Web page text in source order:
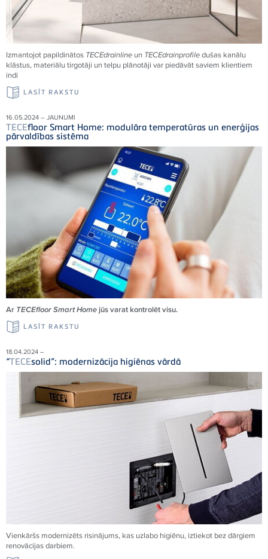
Izmantojot papildinātos TECEdrainline un TECEdrainprofiledušas kanālu
klāstus, materiālu tirgotāji un telpu plānotāji var piedāvāt saviem klientiem
indi
LASĪT RAKSTU
16.05.2024 – JAUNUMI
TECEfloor Smart Home: modulāra temperatūras un enerģijas
pārvaldības sistēma
Ar TECEfloor Smart Homejūs varat kontrolēt visu.
LASĪT RAKSTU
18.04.2024 –
“TECEsolid”: modernizācija higiēnas vārdā
Vienkāršs modernizēts risinājums, kas uzlabo higiēnu, iztiekot bez dārgiem
renovācijas darbiem.